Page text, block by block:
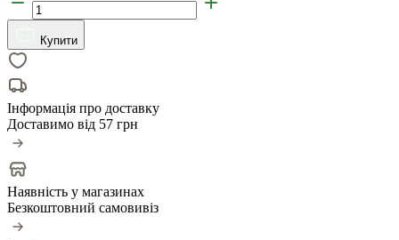
Купити
Інформація про доставку
Доставимо від 57 грн
Наявність у магазинах
Безкоштовний самовивіз